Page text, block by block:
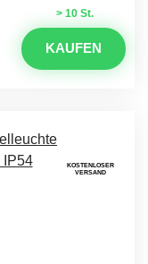
> 10 St.
KAUFEN
KOSTENLOSER
VERSAND